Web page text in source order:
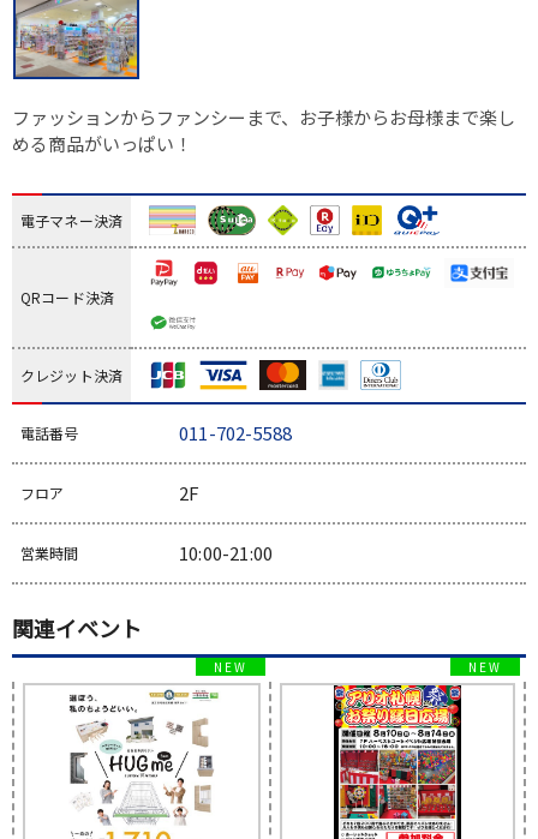
ファッションからファンシーまで、お子様からお母様まで楽し
める商品がいっぱい！
電子マネー決済
QRコード決済
クレジット決済
電話番号 011-702-5588
フロア 2F
営業時間 10:00-21:00
関連イベント